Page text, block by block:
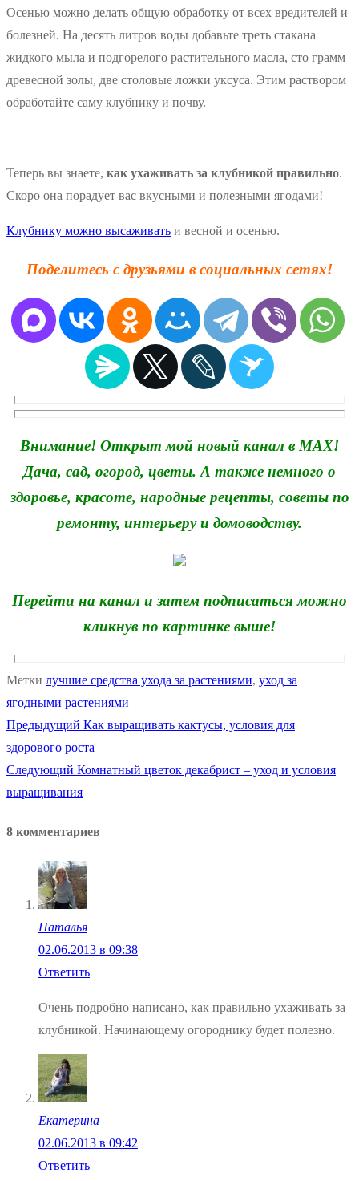
Осенью можно делать общую обработку от всех вредителей и
болезней. На десять литров воды добавьте треть стакана
жидкого мыла и подгорелого растительного масла, сто грамм
древесной золы, две столовые ложки уксуса. Этим раствором
обработайте саму клубнику и почву.
Теперь вы знаете, как ухаживать за клубникой правильно.
Скоро она порадует вас вкусными и полезными ягодами!
Клубнику можно высаживать и весной и осенью.
Поделитесь с друзьями в социальных сетях!
Внимание! Открыт мой новый канал в MAX!
Дача, сад, огород, цветы. А также немного о
здоровье, красоте, народные рецепты, советы по
ремонту, интерьеру и домоводству.
Перейти на канал и затем подписаться можно
кликнув по картинке выше!
Метки лучшие средства ухода за растениями, уход за
ягодными растениями
Навигация
по
записям
Предыдущий Предыдущая
запись:
Как выращивать кактусы, условия для
здорового роста
Следующий Следующая
запись:
Комнатный цветок декабрист – уход и условия
выращивания
8 комментариев
Наталья
02.06.2013 в 09:38
Ответить
Очень подробно написано, как правильно ухаживать за
клубникой. Начинающему огороднику будет полезно.
Екатерина
02.06.2013 в 09:42
Ответить